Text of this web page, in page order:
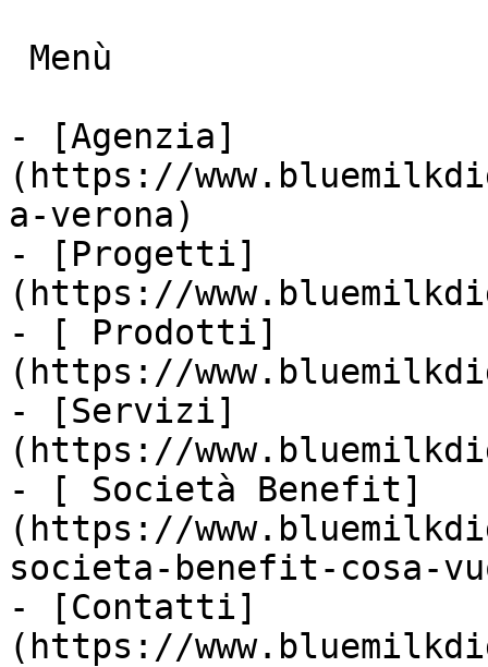
- [Agenzia]
(https://
a-verona)
- [Progetti]
(https://
- [ Prodotti]
(https://
- [Servizi]
(https://
- [ Società Benefit]
(https://
societa-benefit-cosa-
- [Contatti]
(https://